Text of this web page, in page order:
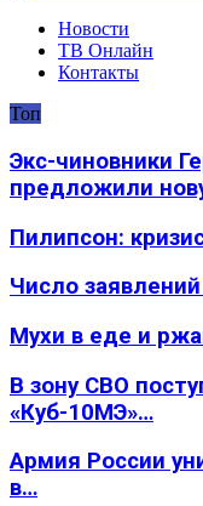
Новости
ТВ Онлайн
Контакты
Топ
Экс-чиновники
предложили
Пилипсон:
Число
Мухи в еде и
В зону СВО
«Куб-10МЭ»…
Армия России
в…